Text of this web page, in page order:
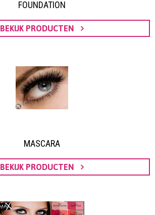
FOUNDATION
BEKIJK PRODUCTEN
MASCARA
BEKIJK PRODUCTEN